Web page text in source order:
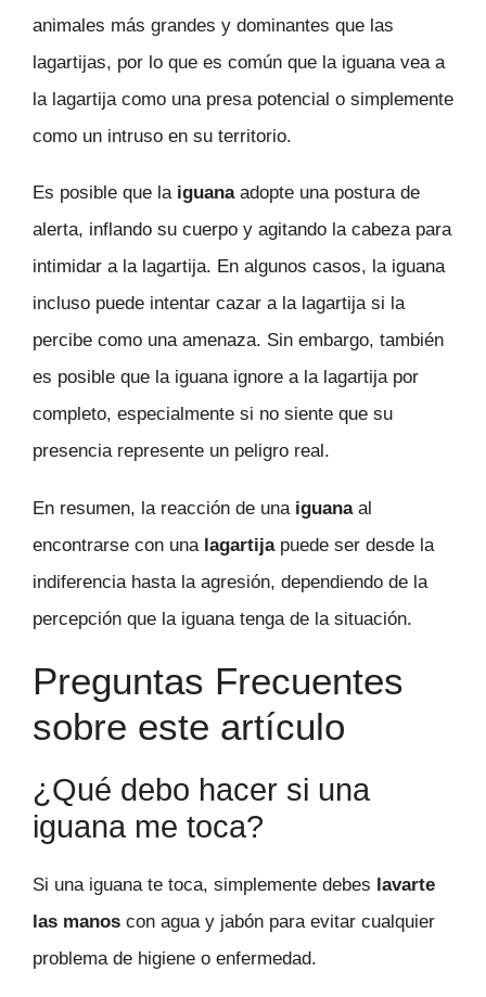
animales más grandes y dominantes que las
lagartijas, por lo que es común que la iguana vea a
la lagartija como una presa potencial o simplemente
como un intruso en su territorio.
Es posible que la iguanaadopte una postura de
alerta, inflando su cuerpo y agitando la cabeza para
intimidar a la lagartija. En algunos casos, la iguana
incluso puede intentar cazar a la lagartija si la
percibe como una amenaza. Sin embargo, también
es posible que la iguana ignore a la lagartija por
completo, especialmente si no siente que su
presencia represente un peligro real.
En resumen, la reacción de una iguanaal
encontrarse con una lagartijapuede ser desde la
indiferencia hasta la agresión, dependiendo de la
percepción que la iguana tenga de la situación.
Preguntas Frecuentes
sobre este artículo
¿Qué debo hacer si una
iguana me toca?
Si una iguana te toca, simplemente debes lavarte
las manos con agua y jabón para evitar cualquier
problema de higiene o enfermedad.